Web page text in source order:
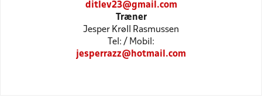
ditlev23@gmail.com
Træner
Jesper Krøll Rasmussen
Tel: / Mobil:
jesperrazz@hotmail.com